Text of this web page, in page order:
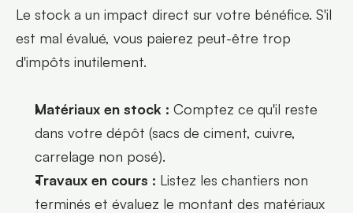
Le stock a un impact direct sur votre bénéfice. S'il
est mal évalué, vous paierez peut-être trop
d'impôts inutilement.
Matériaux en stock : Comptez ce qu'il reste
dans votre dépôt (sacs de ciment, cuivre,
carrelage non posé).
Travaux en cours : Listez les chantiers non
terminés et évaluez le montant des matériaux